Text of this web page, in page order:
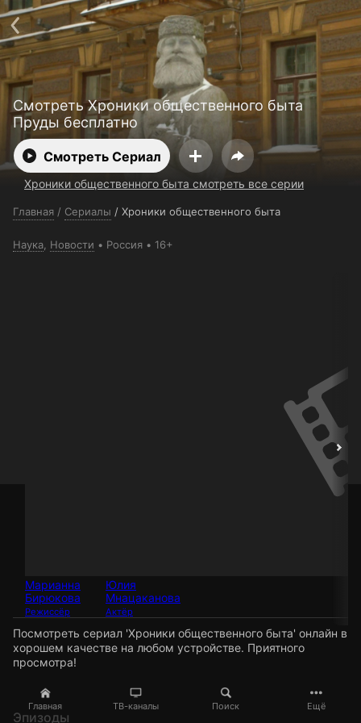
Главная ТВ-каналы Поиск Ещё
Смотреть Хроники общественного быта
Пруды бесплатно
Смотреть Сериал
Хроники общественного быта смотреть все серии
Главная / Сериалы / Хроники общественного быта
Наука Новости Россия 16+
Марианна
Бирюкова
Режиссёр
Юлия
Мнацаканова
Актёр
Посмотреть сериал 'Хроники общественного быта' онлайн в
хорошем качестве на любом устройстве. Приятного
просмотра!
Эпизоды
Поддержка: support@24h.tv
О сервисе
Пользовательское соглашение
Политика конфиденциальности
Для партнёров
Открыть приложение
Ввести промокод
Установить на ТВ
Бесплатные каналы Контакты